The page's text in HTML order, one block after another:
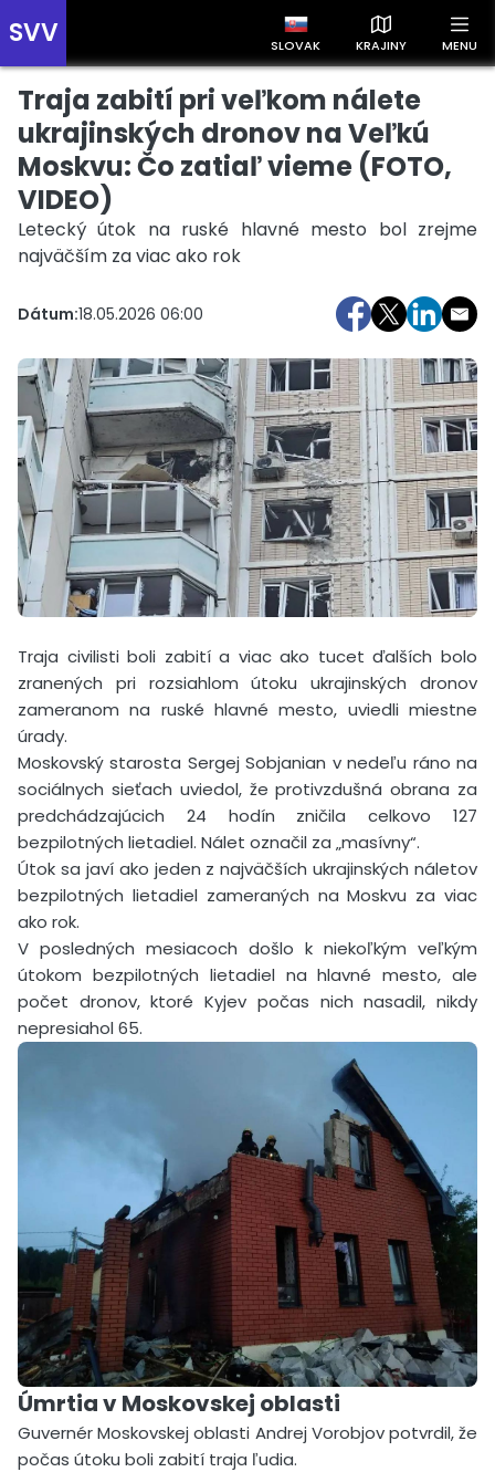
SVV SLOVAK KRAJINY MENU
Prehľad správ podľa krajín
Zobrazte si správy rozdelené podľa krajín a získajte rýchly
prehľad o dianí vo svete.
Slovensko Maďarsko
Traja zabití pri veľkom nálete
ukrajinských dronov na Veľkú
Moskvu: Čo zatiaľ vieme (FOTO,
VIDEO)
Letecký útok na ruské hlavné mesto bol zrejme
najväčším za viac ako rok
Dátum:18.05.2026 06:00
Traja civilisti boli zabití a viac ako tucet ďalších bolo
zranených pri rozsiahlom útoku ukrajinských dronov
zameranom na ruské hlavné mesto, uviedli miestne
úrady.
Moskovský starosta Sergej Sobjanian v nedeľu ráno na
sociálnych sieťach uviedol, že protivzdušná obrana za
predchádzajúcich 24 hodín zničila celkovo 127
bezpilotných lietadiel. Nálet označil za „masívny“.
Útok sa javí ako jeden z najväčších ukrajinských náletov
bezpilotných lietadiel zameraných na Moskvu za viac
ako rok.
V posledných mesiacoch došlo k niekoľkým veľkým
útokom bezpilotných lietadiel na hlavné mesto, ale
počet dronov, ktoré Kyjev počas nich nasadil, nikdy
nepresiahol 65.
Úmrtia v Moskovskej oblasti
Guvernér Moskovskej oblasti Andrej Vorobjov potvrdil, že
počas útoku boli zabití traja ľudia.